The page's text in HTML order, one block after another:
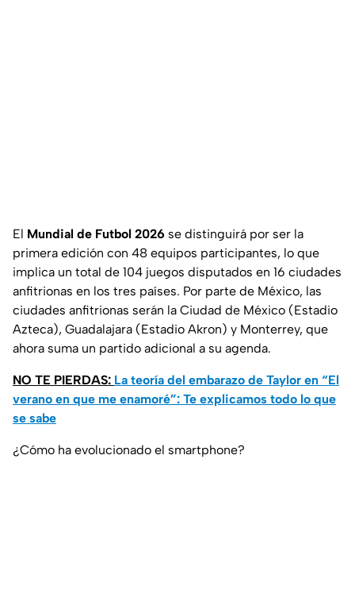
El Mundial de Futbol 2026 se distinguirá por ser la
primera edición con 48 equipos participantes, lo que
implica un total de 104 juegos disputados en 16 ciudades
anfitrionas en los tres países. Por parte de México, las
ciudades anfitrionas serán la Ciudad de México (Estadio
Azteca), Guadalajara (Estadio Akron) y Monterrey, que
ahora suma un partido adicional a su agenda.
NO TE PIERDAS: La teoría del embarazo de Taylor en “El
verano en que me enamoré”: Te explicamos todo lo que
se sabe
¿Cómo ha evolucionado el smartphone?